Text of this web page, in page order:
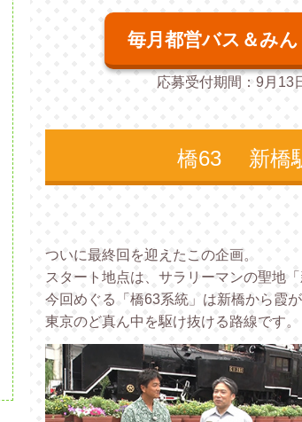
毎月都営バス＆み
応募受付期間：9月13
橋63 新橋
ついに最終回を迎えたこの企画。
スタート地点は、サラリーマンの聖地「
今回めぐる「橋63系統」は新橋から霞
東京のど真ん中を駆け抜ける路線です。